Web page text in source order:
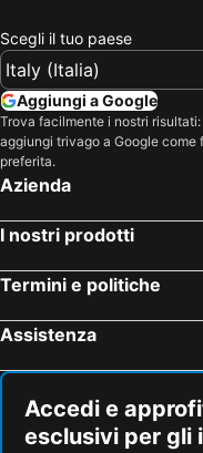
Scegli il tuo paese
Aggiungi a Google
Trova facilmente i nostri risultati:
aggiungi trivago a Google come
preferita.
Azienda
I nostri prodotti
Termini e politiche
Assistenza
Accedi e
esclusivi per gli